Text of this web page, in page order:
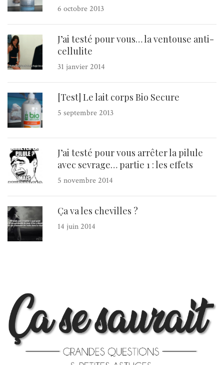
6 octobre 2013
J’ai testé pour vous… la ventouse anti-
cellulite
31 janvier 2014
[Test] Le lait corps Bio Secure
5 septembre 2013
J’ai testé pour vous arrêter la pilule
avec sevrage… partie 1 : les effets
5 novembre 2014
Ça va les chevilles ?
14 juin 2014